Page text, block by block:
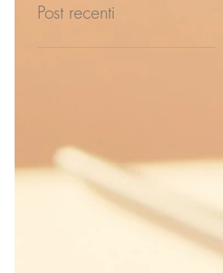
Post recenti